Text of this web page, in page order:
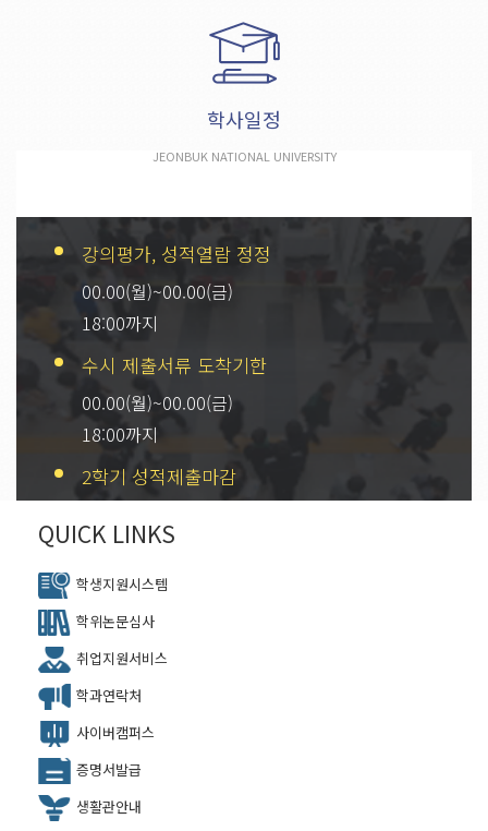
학사일정
JEONBUK NATIONAL UNIVERSITY
강의평가, 성적열람 정정
00.00(월)~00.00(금)
18:00까지
수시 제출서류 도착기한
00.00(월)~00.00(금)
18:00까지
2학기 성적제출마감
18:00까지
QUICK LINKS
학생지원시스템
학위논문심사
취업지원서비스
학과연락처
사이버캠퍼스
증명서발급
생활관안내